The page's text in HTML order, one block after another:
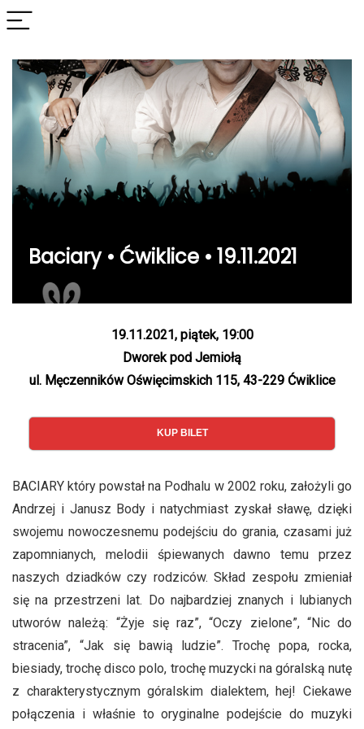
Baciary • Ćwiklice • 19.11.2021
19.11.2021, piątek, 19:00
Dworek pod Jemiołą
ul. Męczenników Oświęcimskich 115, 43-229 Ćwiklice
KUP BILET
BACIARY który powstał na Podhalu w 2002 roku, założyli go
Andrzej i Janusz Body i natychmiast zyskał sławę, dzięki
swojemu nowoczesnemu podejściu do grania, czasami już
zapomnianych, melodii śpiewanych dawno temu przez
naszych dziadków czy rodziców. Skład zespołu zmieniał
się na przestrzeni lat. Do najbardziej znanych i lubianych
utworów należą: “Żyje się raz”, “Oczy zielone”, “Nic do
stracenia”, “Jak się bawią ludzie”. Trochę popa, rocka,
biesiady, trochę disco polo, trochę muzycki na góralską nutę
z charakterystycznym góralskim dialektem, hej! Ciekawe
połączenia i właśnie to oryginalne podejście do muzyki